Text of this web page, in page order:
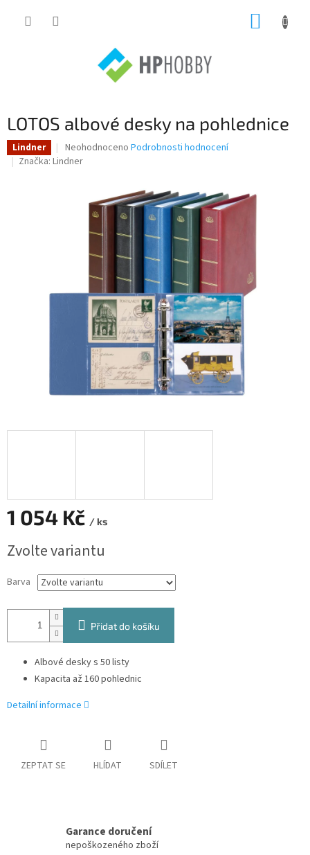
LOTOS albové desky na pohlednice
Lindner
Průměrné
hodnocení
hvězdiček.
Neohodnoceno Podrobnosti hodnocení
Značka: Lindner
1 054 Kč / ks
cena:
Zvolte variantu
Barva
Přidat do košíku
Albové desky s 50 listy
Kapacita až 160 pohlednic
Detailní informace
ZEPTAT SE HLÍDAT SDÍLET
Garance doručení
nepoškozeného zboží